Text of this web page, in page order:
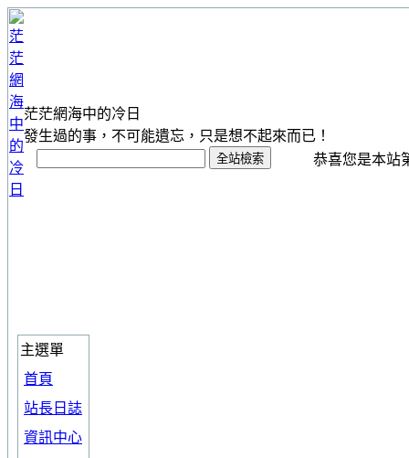
茫茫網海中的冷日
發生過的事，不可能遺忘，只是想不起來而已！
恭喜您是本站
主選單
首頁
站長日誌
資訊中心